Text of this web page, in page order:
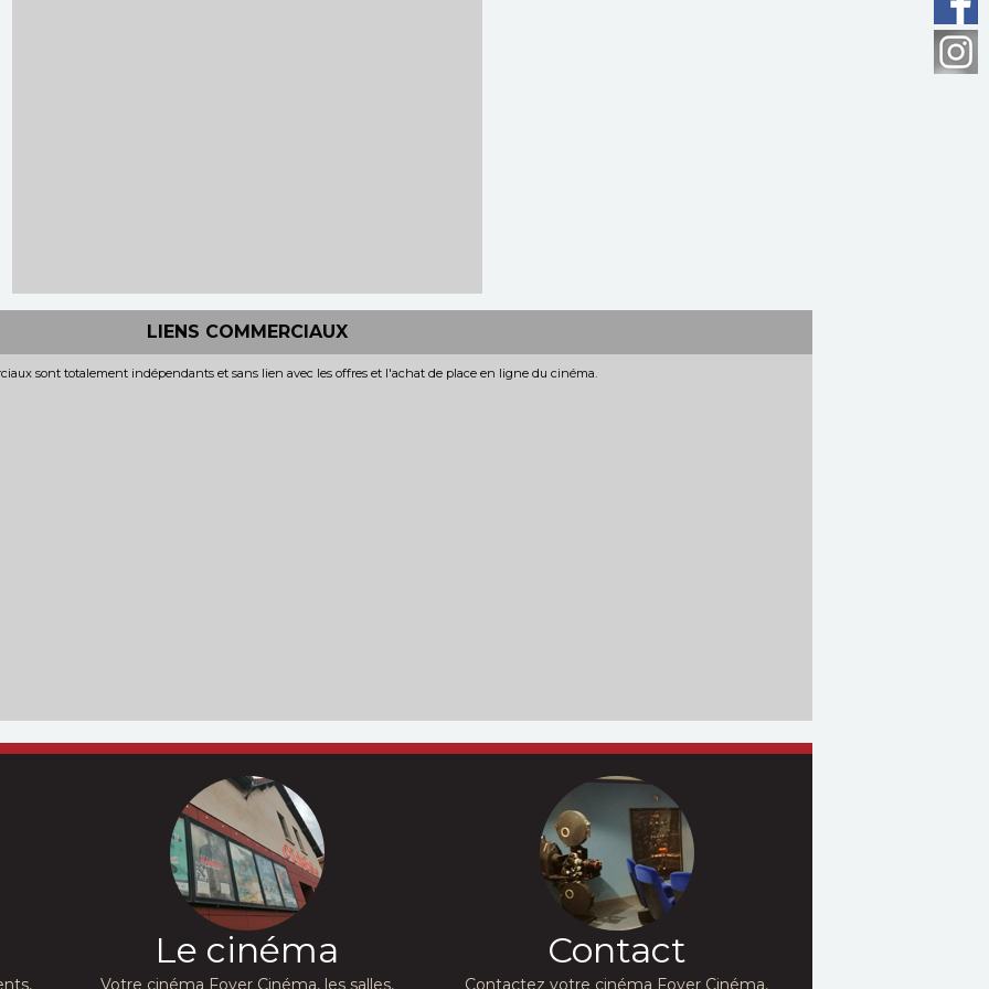
LIENS COMMERCIAUX
sont totalement indépendants et sans lien avec les offres et l'achat de place en ligne du cinéma.
Le cinéma
Votre cinéma Foyer Cinéma, les salles,
Contact
Contactez votre cinéma Foyer Cinéma,